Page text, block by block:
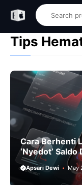
content
Tips
Cara Berhenti
‘Nyedot’
Apsari Dewi May